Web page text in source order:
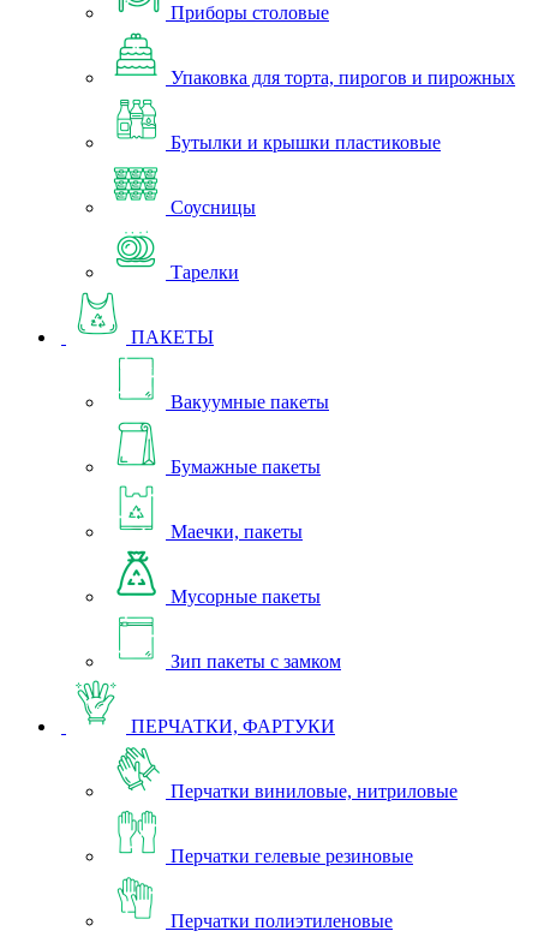
Приборы столовые
Упаковка для торта, пирогов и пирожных
Бутылки и крышки пластиковые
Соусницы
Тарелки
ПАКЕТЫ
Вакуумные пакеты
Бумажные пакеты
Маечки, пакеты
Мусорные пакеты
Зип пакеты с замком
ПЕРЧАТКИ, ФАРТУКИ
Перчатки виниловые, нитриловые
Перчатки гелевые резиновые
Перчатки полиэтиленовые